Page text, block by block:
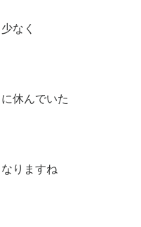
なく
休んでいた
りますね